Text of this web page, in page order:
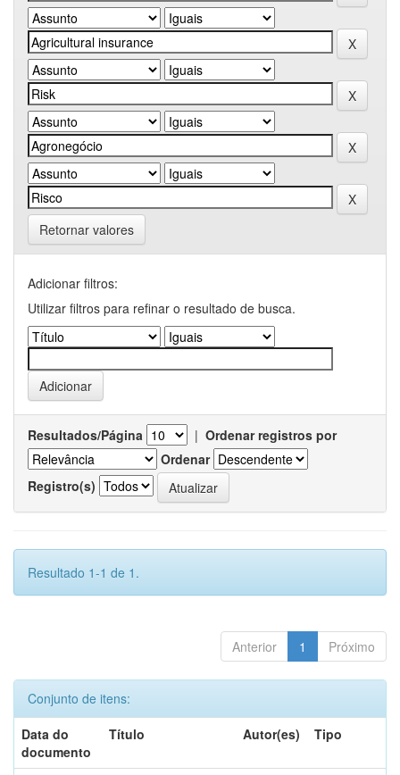
Retornar valores
Adicionar filtros:
Utilizar filtros para refinar o resultado de busca.
Resultados/Página | Ordenar registros por
Ordenar
Registro(s)
Resultado 1-1 de 1.
Anterior 1 Próximo
Conjunto de itens:
Data do
documento
Título Autor(es) Tipo